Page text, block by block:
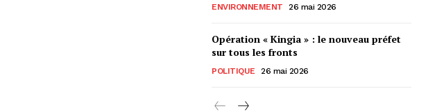
ENVIRONNEMENT 26 mai 2026
Opération « Kingia » : le nouveau préfet
sur tous les fronts
POLITIQUE 26 mai 2026